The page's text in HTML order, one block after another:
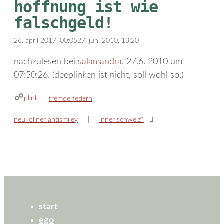
hoffnung ist wie
falschgeld!
26. april 2017, 00:0527. juni 2010, 13:20
nachzulesen bei salamandra, 27.6. 2010 um
07:50:26. (deeplinken ist nicht, soll wohl so.)
plink kategorien
fremde federn
neuköllner antismiley inner schweiz*
start
ego